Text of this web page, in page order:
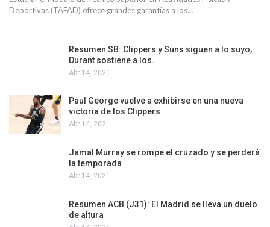
Deportivas (TAFAD) ofrece grandes garantías a los…
Resumen SB: Clippers y Suns siguen a lo suyo,
Durant sostiene a los…
Abr 14, 2021
Paul George vuelve a exhibirse en una nueva
victoria de los Clippers
Abr 14, 2021
Jamal Murray se rompe el cruzado y se perderá
la temporada
Abr 14, 2021
Resumen ACB (J31): El Madrid se lleva un duelo
de altura